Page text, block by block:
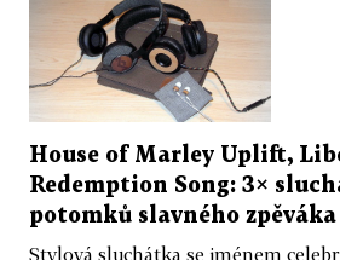
House of Marley Uplift,
Redemption Song: 3×
potomků slavného zpěváka
Stylová sluchátka se jménem